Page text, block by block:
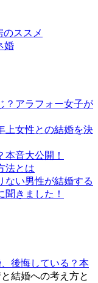
？アラフォー女子が
上女性との結婚を決
音大公開！
法とは
ない男性が結婚する
きました！
後悔している？本
結婚への考え方と